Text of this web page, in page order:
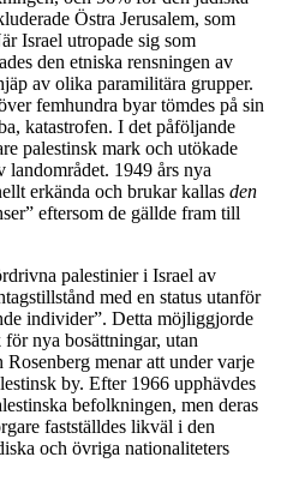
Östra Jerusalem, som
Israel utropade sig som
den etniska rensningen av
av olika paramilitära grupper.
femhundra byar tömdes på sin
katastrofen. I det påföljande
palestinsk mark och utökade
1949 års nya
erkända och brukar kallas den
eftersom de gällde fram till
palestinier i Israel av
med en status utanför
individer”. Detta möjliggjorde
nya bosättningar, utan
menar att under varje
by. Efter 1966 upphävdes
befolkningen, men deras
fastställdes likväl i den
och övriga nationaliteters